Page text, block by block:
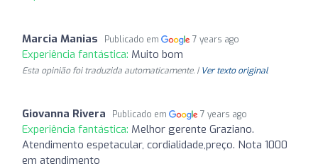
Marcia Manias Publicado em 7 years ago
Experiência fantástica: Muito bom
Esta opinião foi traduzida automaticamente. | Ver texto original
Giovanna Rivera Publicado em 7 years ago
Experiência fantástica: Melhor gerente Graziano.
Atendimento espetacular, cordialidade,preço. Nota 1000
em atendimento